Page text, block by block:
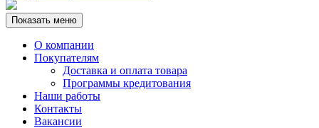
Показать меню
О компании
Покупателям
Доставка и оплата товара
Программы кредитования
Наши работы
Контакты
Вакансии